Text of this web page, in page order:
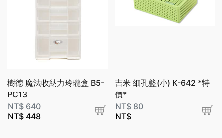
樹德 魔法收納力玲瓏盒 B5-
PC13
NT$640
NT$ 448
吉米 細孔籃(小) K-642 *特
價*
NT$80
NT$